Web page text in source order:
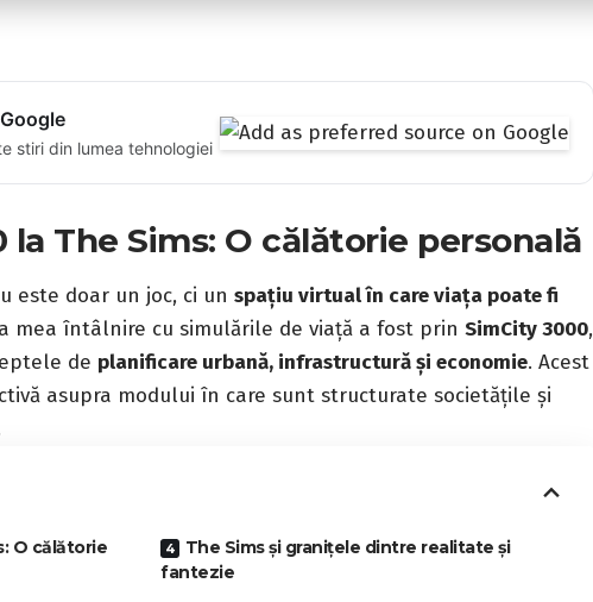
stiri din lumea tehnologiei
la The Sims: O călătorie personală
este doar un joc, ci unspațiu virtual în care viața poate fi
mea întâlnire cu simulările de viață a fost prinSimCity 3000,
de planificare urbană, infrastructură și economie. Acest
asupra modului în care sunt structurate societățile și
O călătorie
The Sims și granițele dintre realitate și
fantezie